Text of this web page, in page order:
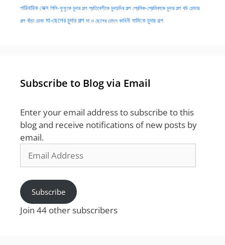
পারিবারিক সেক্স পিসি-ফুফুকে চুদার গল্প প্রতিবেশীকে চুদাচদির গল্প প্রেমিক-প্রেমিকাকে চুদার গল্প বউ চোদার
গল্প বাঁড়া চোষা মা-ছেলের চুদার গল্প মা ও ছেলের চোদন কাহিনী মামিকে চুদার গল্প
Subscribe to Blog via Email
Enter your email address to subscribe to this
blog and receive notifications of new posts by
email.
Address
Subscribe
Join 44 other subscribers